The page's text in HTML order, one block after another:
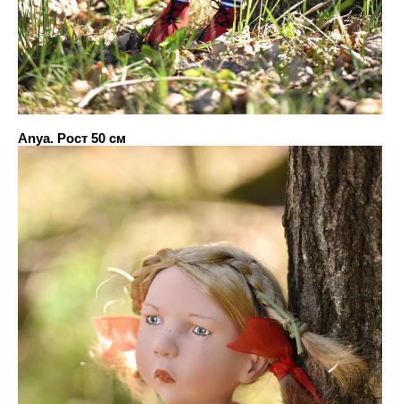
Anya. Рост 50 см